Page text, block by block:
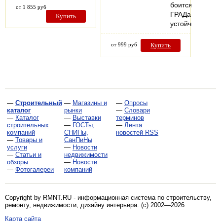
от 1 855 руб
Купить
боится
ГРАДа!
устойчив…
от 999 руб Купить
— Строительный
каталог
— Каталог
строительных
компаний
— Товары и
услуги
— Статьи и
обзоры
— Фотогалереи
— Магазины и
рынки
— Выставки
— ГОСТы,
СНИПы,
СанПиНы
— Новости
недвижимости
— Новости
компаний
— Опросы
— Словари
терминов
— Лента
новостей RSS
Copyright by RMNT.RU - информационная система по строительству,
ремонту, недвижимости, дизайну интерьера. (c) 2002—2026
Карта сайта